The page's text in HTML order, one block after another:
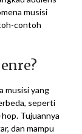
musisi
contoh
musisi yang
seperti
Tujuannya
dan mampu